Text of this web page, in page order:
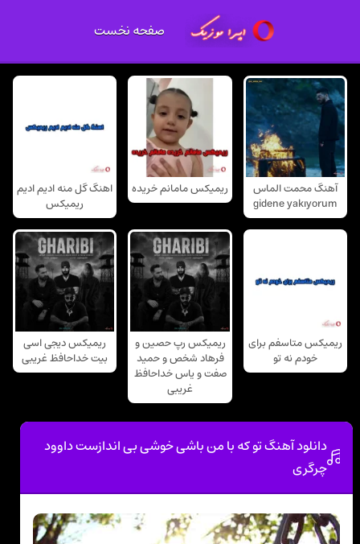
صفحه نخست
آهنگ محمت الماس
gidene yakıyorum
ریمیکس مامانم خریده
اهنگ گل منه ادیم ادیم
ریمیکس
ریمیکس متاسفم برای
خودم نه تو
ریمیکس رپ حصین و
فرهاد شخص و حمید
صفت و یاس خداحافظ
غریبی
ریمیکس دیجی اسی
بیت خداحافظ غریبی
دانلود آهنگ تو که با من باشی خوشی بی اندازست داوود
چرگری